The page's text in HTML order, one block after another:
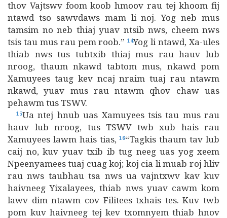
thov Vajtswv foom koob hmoov rau tej khoom fij
ntawd tso sawvdaws mam li noj. Yog neb mus
tamsim no neb thiaj yuav ntsib nws, cheem nws
tsis tau mus rau pem roob.”14Yog li ntawd, Xa-ules
thiab nws tus tubtxib thiaj mus rau hauv lub
nroog, thaum nkawd tabtom mus, nkawd pom
Xamuyees taug kev ncaj nraim tuaj rau ntawm
nkawd, yuav mus rau ntawm qhov chaw uas
pehawm tus TSWV.
15Ua ntej hnub uas Xamuyees tsis tau mus rau
hauv lub nroog, tus TSWV twb xub hais rau
Xamuyees lawm hais tias,16“Tagkis thaum tav lub
caij no, kuv yuav txib ib tug neeg uas yog xeem
Npeenyamees tuaj cuag koj; koj cia li muab roj hliv
rau nws taubhau tsa nws ua vajntxwv kav kuv
haivneeg Yixalayees, thiab nws yuav cawm kom
lawv dim ntawm cov Filitees txhais tes. Kuv twb
pom kuv haivneeg tej kev txomnyem thiab hnov